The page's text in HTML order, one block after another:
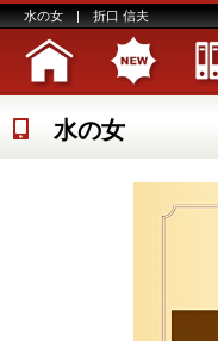
水の女 | 折口 信夫
水の女